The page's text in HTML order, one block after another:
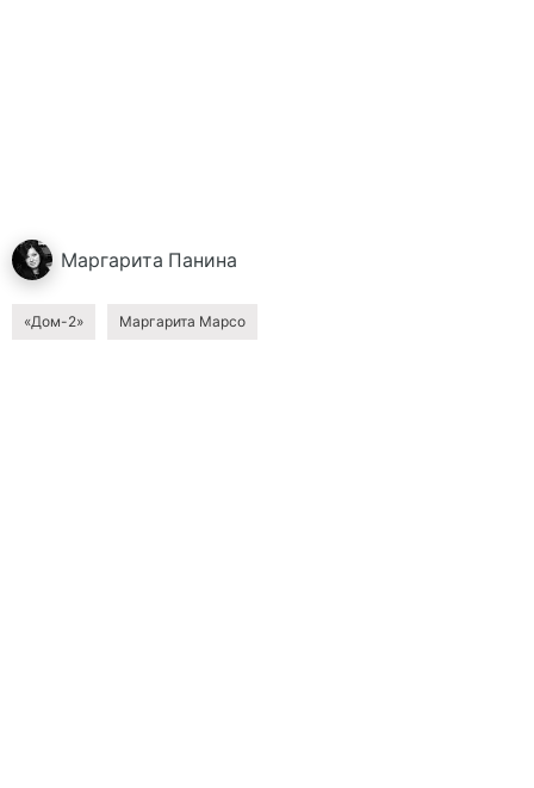
Маргарита Панина
«Дом-2» Маргарита Марсо